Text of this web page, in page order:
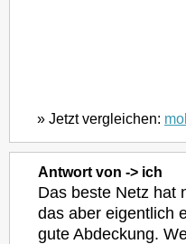
» Jetzt vergleichen:
Antwort von -> ich
Das beste Netz hat
das aber eigentlich
gute Abdeckung.